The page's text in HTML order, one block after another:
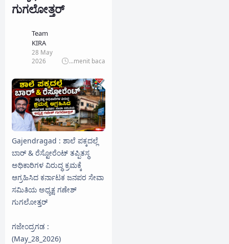
ಗುಗಲೋತ್ತರ್
Team
KIRA
28 May
2026
...menit baca
Gajendragad : ಶಾಲೆ ಪಕ್ಕದಲ್ಲೆ
ಬಾರ್ & ರೆಸ್ಟೋರೆಂಟ್ ತಪ್ಪಿತಸ್ಥ
ಅಧಿಕಾರಿಗಳ ವಿರುದ್ಧ ಕ್ರಮಕ್ಕೆ
ಆಗ್ರಹಿಸಿದ ಕರ್ನಾಟಕ ಜನಪರ ಸೇವಾ
ಸಮಿತಿಯ ಅಧ್ಯಕ್ಷ ಗಣೇಶ್
ಗುಗಲೋತ್ತರ್
ಗಜೇಂದ್ರಗಡ :
(May_28_2026)